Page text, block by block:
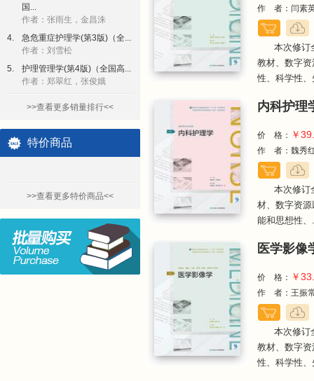
国...
作者：张雨生，金昌洙
4.
急危重症护理学(第3版)（全...
作者：刘雪松
5.
护理管理学(第4版)（全国高...
作者：郑翠红，张俊娥
>>查看更多销量排行<<
特价商品
>>查看更多特价商品<<
作 者：闫素
本次修订
教材、数字
性、科学性
内科护理
价 格： ￥
作 者：魏秀
本次修订
材、数字资
能和思想性
医学影像
价 格： ￥
作 者：王振
本次修订
教材、数字
性、科学性